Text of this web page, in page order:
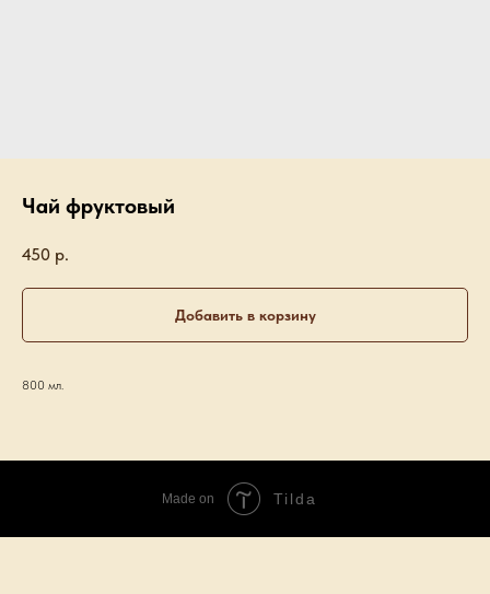
Чай фруктовый
450 р.
Добавить в корзину
800 мл.
Made on Tilda